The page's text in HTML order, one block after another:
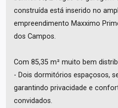
construída está inserido no
empreendimento Maxximo
dos Campos.
Com 85,35 m² muito bem
- Dois dormitórios espaçosos,
garantindo privacidade e
convidados.